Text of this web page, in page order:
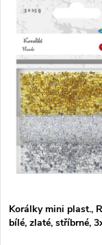
Korálky mini plast.,
bílé, zlaté, stříbrné,